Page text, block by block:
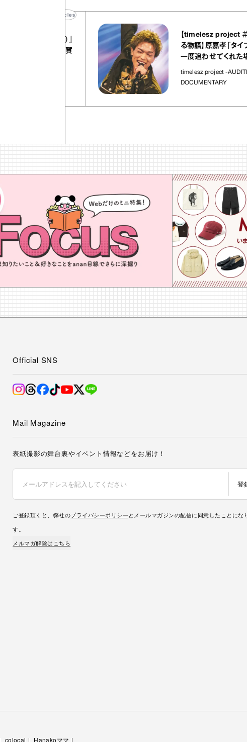
【timelesz project ＃こ
る物語】原嘉孝「タイプロ
一度追わせてくれた場所
timelesz project -AUDITION-
DOCUMENTARY
Official SNS
Mail Magazine
表紙撮影の舞台裏やイベント情報などをお届け！
登
ご登録頂くと、弊社のプライバシーポリシーとメールマガジンの配信に同意したことにな
す。
メルマガ解除はこちら
colocal Hanakoママ